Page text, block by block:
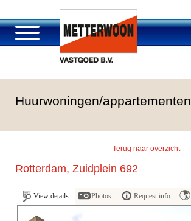
Portfolio
Huurwoningen/appartementen
Terug naar overzicht
Rotterdam, Zuidplein 692
View details Photos Request info